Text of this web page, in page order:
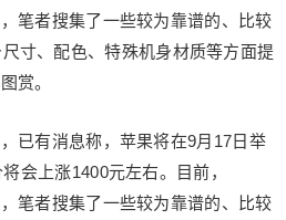
笔者搜集了一些较为靠谱的、比较
寸、配色、特殊机身材质等方面提
赏。
已有消息称，苹果将在9月17日举
会上涨1400元左右。目前，
笔者搜集了一些较为靠谱的、比较